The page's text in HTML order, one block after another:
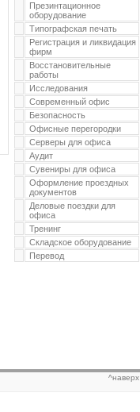
Презинтационное
оборудование
Типографская печать
Регистрация и ликвидация
фирм
Восстановительные
работы
Исследования
Современный офис
Безопасность
Офисные перегородки
Серверы для офиса
Аудит
Сувениры для офиса
Оформление проездных
документов
Деловые поездки для
офиса
Тренинг
Складское оборудование
Перевод
^наверх